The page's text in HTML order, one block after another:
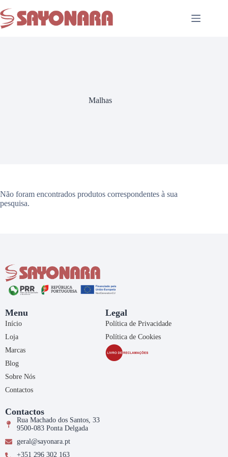
Malhas
Não foram encontrados produtos correspondentes à sua
pesquisa.
Menu
Início
Loja
Marcas
Blog
Sobre Nós
Contactos
Legal
Política de Privacidade
Política de Cookies
Contactos
Rua Machado dos Santos, 33
9500-083 Ponta Delgada
geral@sayonara.pt
+351 296 302 163